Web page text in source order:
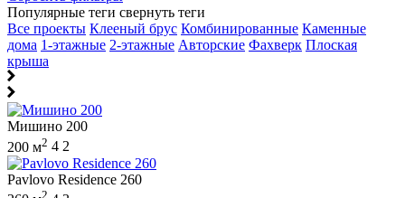
Популярные теги свернуть теги
Все проекты Клееный брус Комбинированные Каменные
дома 1-этажные 2-этажные Авторские Фахверк Плоская
крыша
Мишино 200
200 м2 4 2
Pavlovo Residence 260
2